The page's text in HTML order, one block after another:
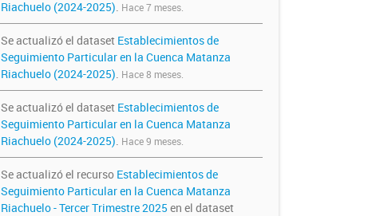
Riachuelo (2024-2025). Hace 7 meses.
Se actualizó el dataset Establecimientos de
Seguimiento Particular en la Cuenca Matanza
Riachuelo (2024-2025). Hace 8 meses.
Se actualizó el dataset Establecimientos de
Seguimiento Particular en la Cuenca Matanza
Riachuelo (2024-2025). Hace 9 meses.
Se actualizó el recurso Establecimientos de
Seguimiento Particular en la Cuenca Matanza
Riachuelo - Tercer Trimestre 2025 en el dataset